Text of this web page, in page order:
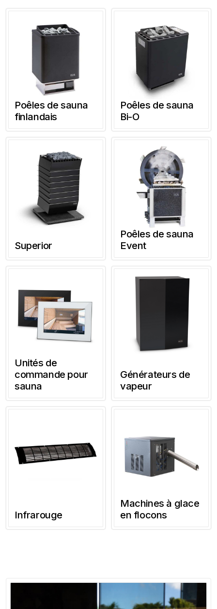
Poêles de sauna
finlandais
Poêles de sauna
Bi-O
Superior
Poêles de sauna
Event
Unités de
commande pour
sauna
Générateurs de
vapeur
Infrarouge
Machines à glace
en flocons